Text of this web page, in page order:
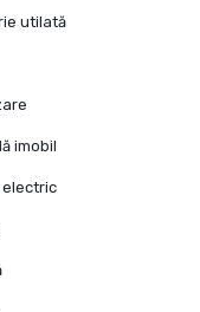
utilată
imobil